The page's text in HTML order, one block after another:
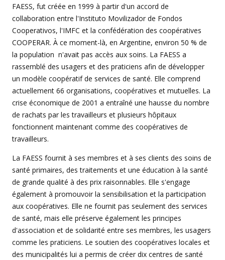
FAESS, fut créée en 1999 à partir d'un accord de
collaboration entre l'Instituto Movilizador de Fondos
Cooperativos, l'IMFC et la confédération des coopératives
COOPERAR. À ce moment-là, en Argentine, environ 50 % de
la population n'avait pas accès aux soins. La FAESS a
rassemblé des usagers et des praticiens afin de développer
un modèle coopératif de services de santé. Elle comprend
actuellement 66 organisations, coopératives et mutuelles. La
crise économique de 2001 a entraîné une hausse du nombre
de rachats par les travailleurs et plusieurs hôpitaux
fonctionnent maintenant comme des coopératives de
travailleurs.
La FAESS fournit à ses membres et à ses clients des soins de
santé primaires, des traitements et une éducation à la santé
de grande qualité à des prix raisonnables. Elle s'engage
également à promouvoir la sensibilisation et la participation
aux coopératives. Elle ne fournit pas seulement des services
de santé, mais elle préserve également les principes
d'association et de solidarité entre ses membres, les usagers
comme les praticiens. Le soutien des coopératives locales et
des municipalités lui a permis de créer dix centres de santé